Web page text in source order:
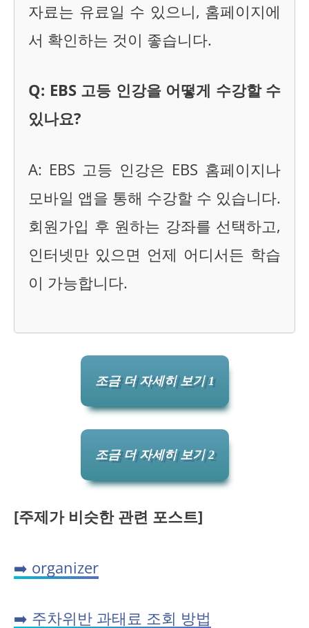
자료는 유료일 수 있으니, 홈페이지에
서 확인하는 것이 좋습니다.
Q: EBS 고등 인강을 어떻게 수강할 수
있나요?
A: EBS 고등 인강은 EBS 홈페이지나
모바일 앱을 통해 수강할 수 있습니다.
회원가입 후 원하는 강좌를 선택하고,
인터넷만 있으면 언제 어디서든 학습
이 가능합니다.
조금 더 자세히 보기 1
조금 더 자세히 보기 2
[주제가 비슷한 관련 포스트]
➡️ organizer
➡️ 주차위반 과태료 조회 방법